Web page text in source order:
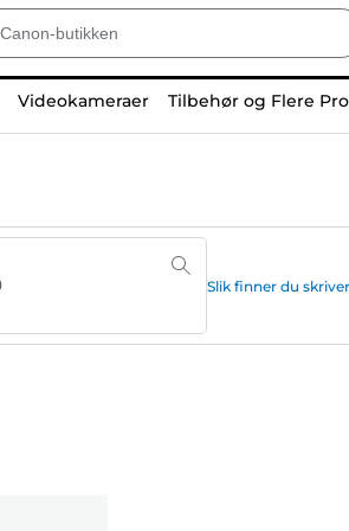
Videokameraer Tilbehør og Flere
Slik finner du